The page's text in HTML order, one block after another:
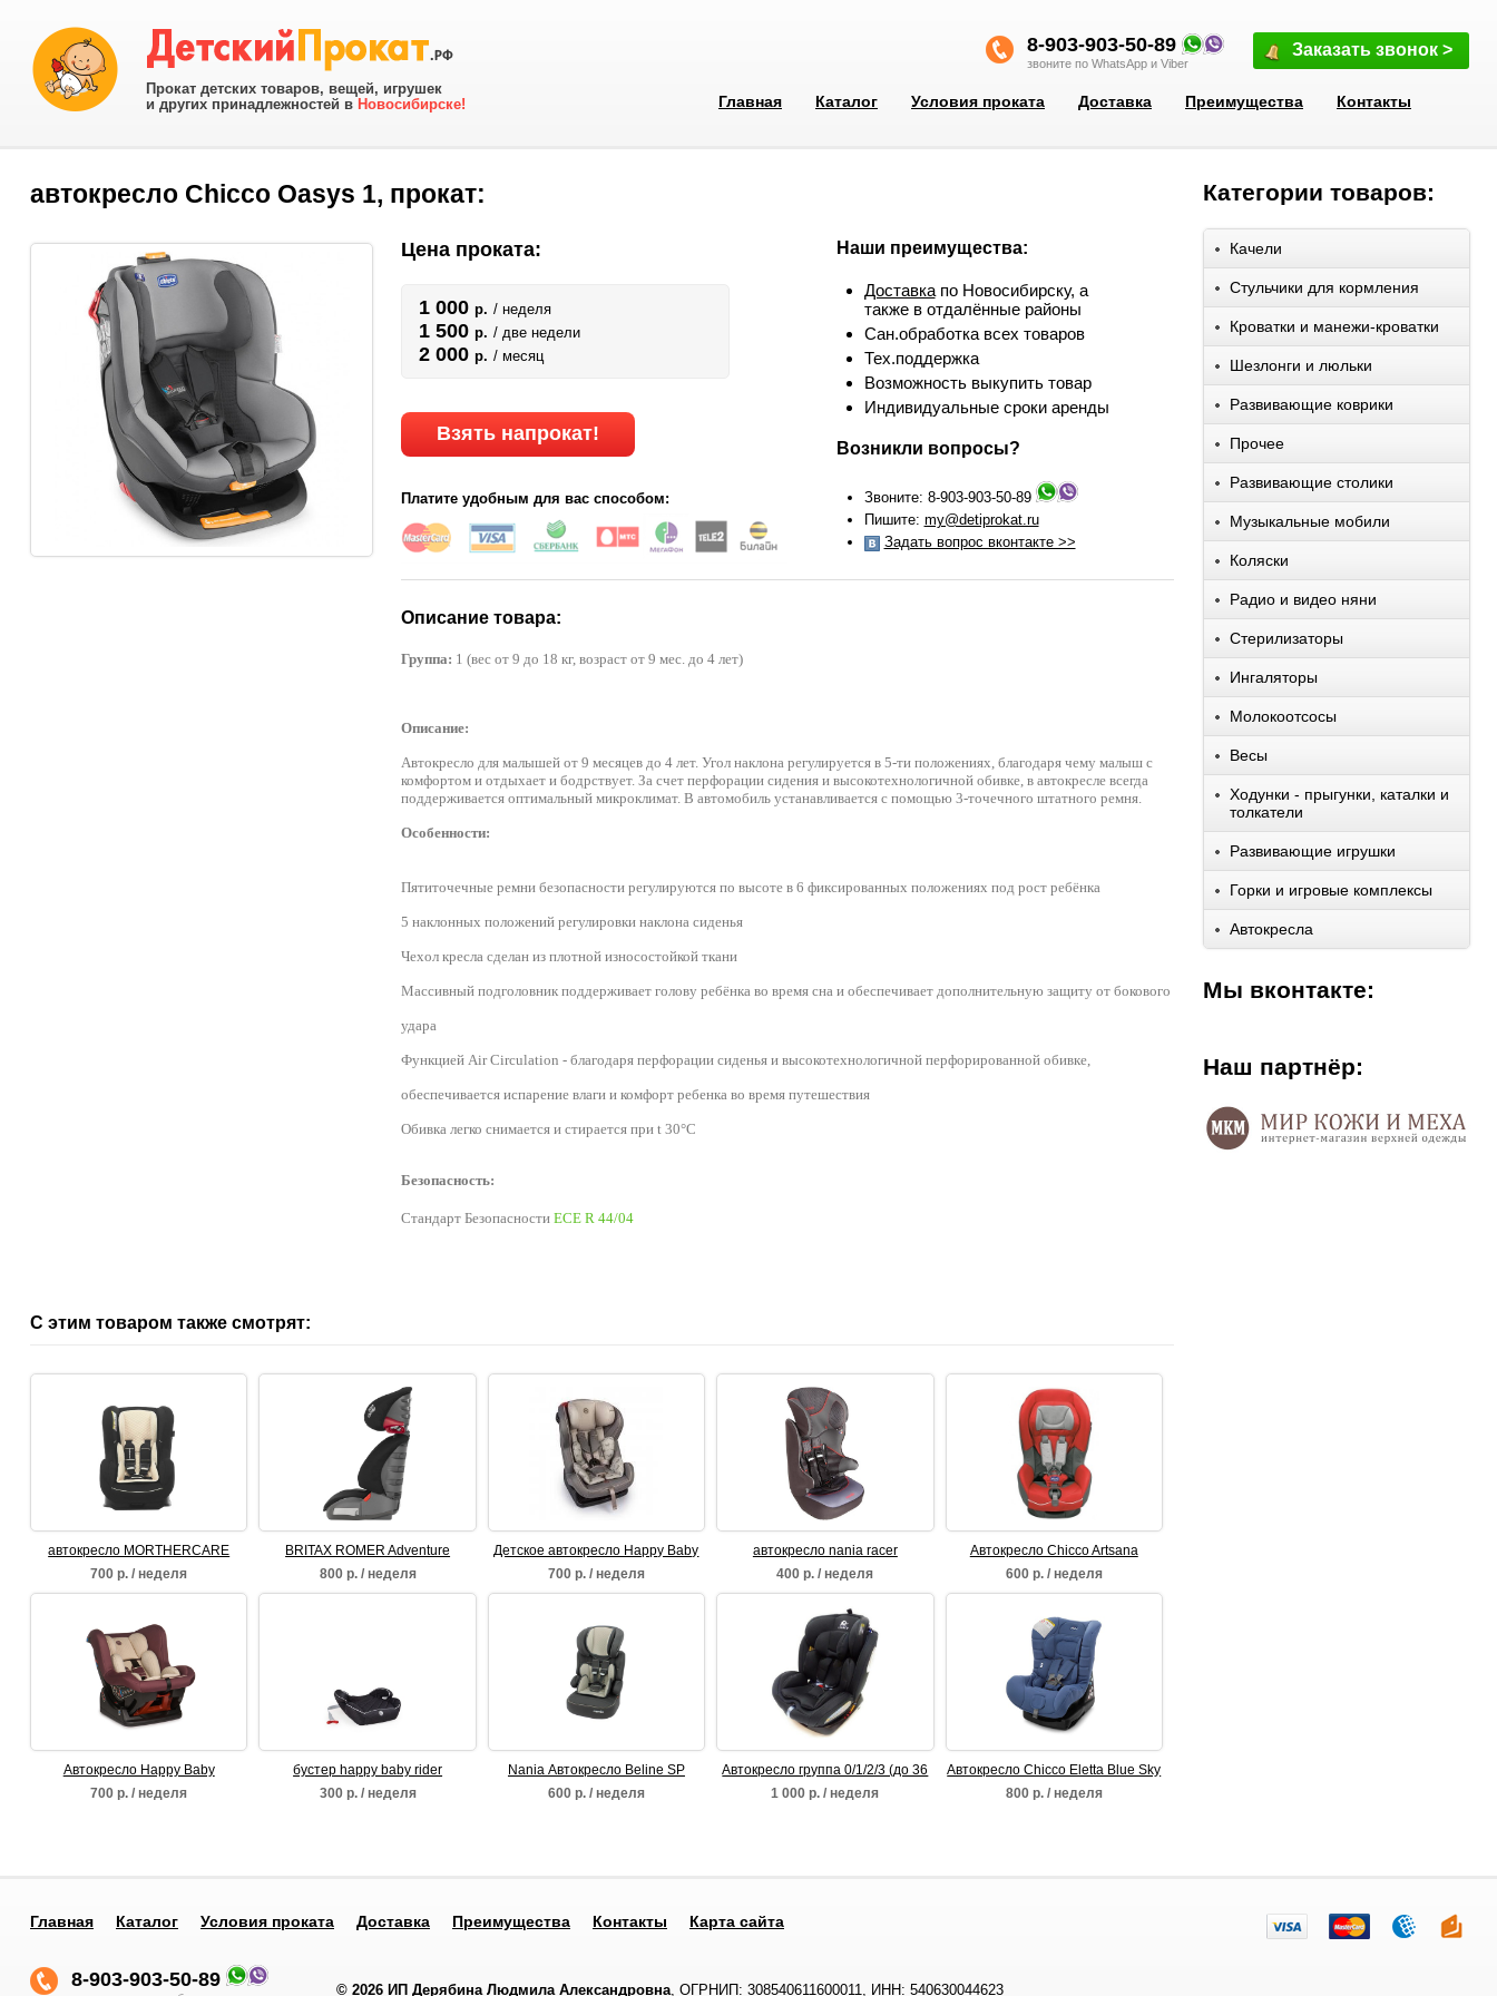
Прокат детских товаров, вещей, игрушек
и других принадлежностей в Новосибирске!
8-903-903-50-89
звоните по WhatsApp и Viber
Заказать звонок >
Главная Каталог Условия проката Доставка Преимущества Контакты
автокресло Chicco Oasys 1, прокат:
Цена проката:
1 000 р. / неделя
1 500 р. / две недели
2 000 р. / месяц
Взять напрокат!
Платите удобным для вас способом:
Наши преимущества:
Доставкапо Новосибирску, а
также в отдалённые районы
Сан.обработка всех товаров
Тех.поддержка
Возможность выкупить товар
Индивидуальные сроки аренды
Возникли вопросы?
Звоните: 8-903-903-50-89
Пишите: my@detiprokat.ru
Задать вопрос вконтакте >>
Описание товара:
Группа: 1 (вес от 9 до 18 кг, возраст от 9 мес. до 4 лет)
Описание:
Автокресло для малышей от 9 месяцев до 4 лет. Угол наклона регулируется в 5-ти положениях, благодаря чему малыш с
комфортом и отдыхает и бодрствует. За счет перфорации сидения и высокотехнологичной обивке, в автокресле всегда
поддерживается оптимальный микроклимат. В автомобиль устанавливается с помощью 3-точечного штатного ремня.
Особенности:
Пятиточечные ремни безопасности регулируются по высоте в 6 фиксированных положениях под рост ребёнка
5 наклонных положений регулировки наклона сиденья
Чехол кресла сделан из плотной износостойкой ткани
Массивный подголовник поддерживает голову ребёнка во время сна и обеспечивает дополнительную защиту от бокового
удара
Функцией Air Circulation - благодаря перфорации сиденья и высокотехнологичной перфорированной обивке,
обеспечивается испарение влаги и комфорт ребенка во время путешествия
Обивка легко снимается и стирается при t 30°C
Безопасность:
Стандарт БезопасностиECE R 44/04
С этим товаром также смотрят:
автокресло MORTHERCARE
700 р. / неделя
BRITAX ROMER Adventure
Cosmos Black Trendline
800 р. / неделя
Детское автокресло Happy Baby
Passenger 0+\1 (0-25 кг)
700 р. / неделя
автокресло nania racer
400 р. / неделя
Автокресло Chicco Artsana
universal 9-18 кг
600 р. / неделя
Автокресло Happy Baby
Passenger
700 р. / неделя
бустер happy baby rider
300 р. / неделя
Nania Автокресло Beline SP
600 р. / неделя
Автокресло группа 0/1/2/3 (до 36
кг) Legacy
1 000 р. / неделя
Автокресло Chicco Eletta Blue Sky
800 р. / неделя
Категории товаров:
Качели
Стульчики для кормления
Кроватки и манежи-кроватки
Шезлонги и люльки
Развивающие коврики
Прочее
Развивающие столики
Музыкальные мобили
Коляски
Радио и видео няни
Стерилизаторы
Ингаляторы
Молокоотсосы
Весы
Ходунки - прыгунки, каталки и
толкатели
Развивающие игрушки
Горки и игровые комплексы
Автокресла
Мы вконтакте:
Наш партнёр:
Главная Каталог Условия проката Доставка Преимущества Контакты Карта сайта
8-903-903-50-89 © 2026 ИП Дерябина Людмила Александровна, ОГРНИП: 308540611600011, ИНН: 540630044623